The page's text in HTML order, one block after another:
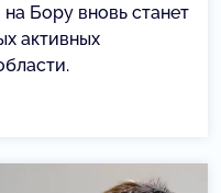
Бору вновь станет
активных